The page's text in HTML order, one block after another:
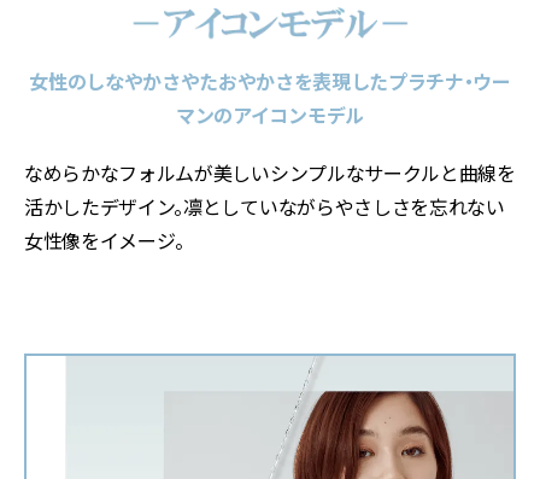
女性のしなやかさやたおやかさを表現したプラチナ・ウー
マンのアイコンモデル
なめらかなフォルムが美しいシンプルなサークルと曲線を
活かしたデザイン。凛としていながらやさしさを忘れない
女性像をイメージ。